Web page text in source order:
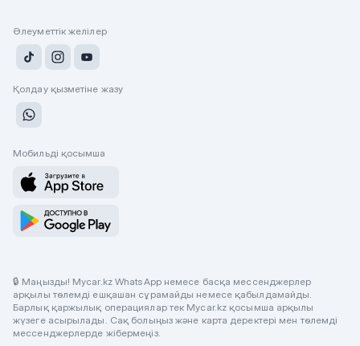
Әлеуметтік желілер
Қолдау қызметіне жазу
Мобильді қосымша
🔒 Маңызды! Mycar.kz WhatsApp немесе басқа мессенджерлер
арқылы төлемді ешқашан сұрамайды немесе қабылдамайды.
Барлық қаржылық операциялар тек Mycar.kz қосымша арқылы
жүзеге асырылады. Сақ болыңыз және карта деректері мен төлемді
мессенджерлерде жібермеңіз.